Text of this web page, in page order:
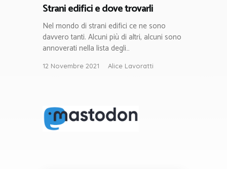
Strani edifici e dove trovarli
Nel mondo di strani edifici ce ne sono
davvero tanti. Alcuni più di altri, alcuni sono
annoverati nella lista degli…
12 Novembre 2021 Alice Lavoratti